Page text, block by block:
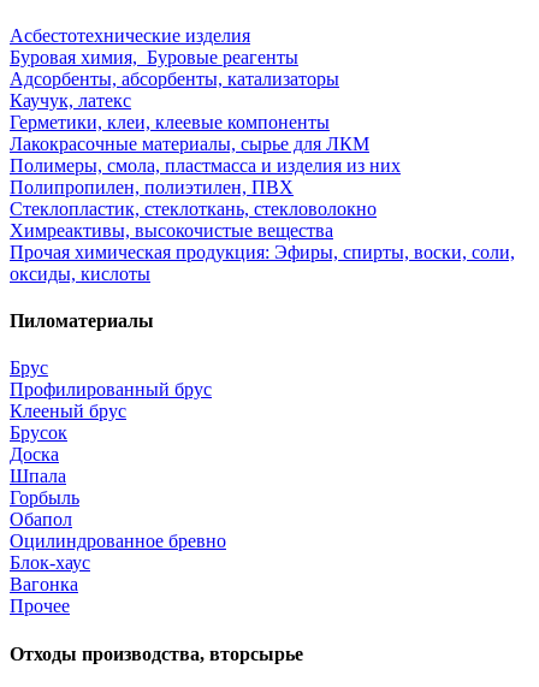
Асбестотехнические изделия
Буровая химия, Буровые реагенты
Адсорбенты, абсорбенты, катализаторы
Каучук, латекс
Герметики, клеи, клеевые компоненты
Лакокрасочные материалы, сырье для ЛКМ
Полимеры, смола, пластмасса и изделия из них
Полипропилен, полиэтилен, ПВХ
Стеклопластик, стеклоткань, стекловолокно
Химреактивы, высокочистые вещества
Прочая химическая продукция: Эфиры, спирты, воски, соли,
оксиды, кислоты
Пиломатериалы
Брус
Профилированный брус
Клееный брус
Брусок
Доска
Шпала
Горбыль
Обапол
Оцилиндрованное бревно
Блок-хаус
Вагонка
Прочее
Отходы производства, вторсырье